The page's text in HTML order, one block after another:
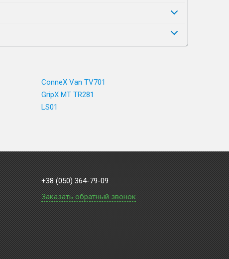
ConneX Van TV701
GripX MT TR281
LS01
+38 (050) 364-79-09
Заказать обратный звонок